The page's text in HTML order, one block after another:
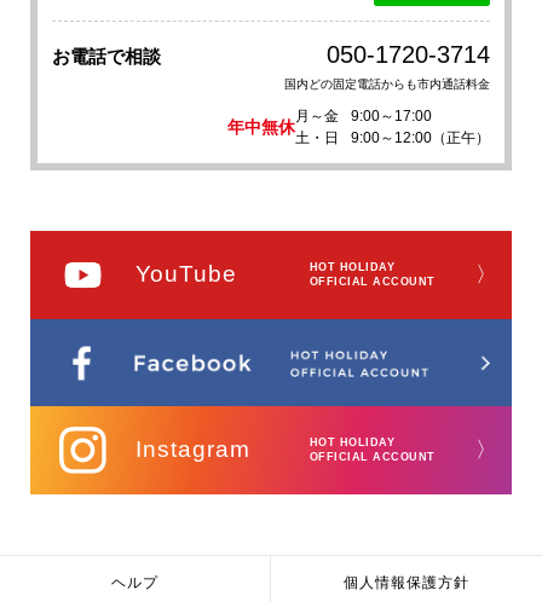
お電話で相談 050-1720-3714
国内どの固定電話からも市内通話料金
年中無休
月～金
9:00～17:00
土・日
9:00～12:00（正午）
YouTube
HOT HOLIDAY
OFFICIAL ACCOUNT
〉
Instagram
HOT HOLIDAY
OFFICIAL ACCOUNT
〉
ヘルプ 個人情報保護方針